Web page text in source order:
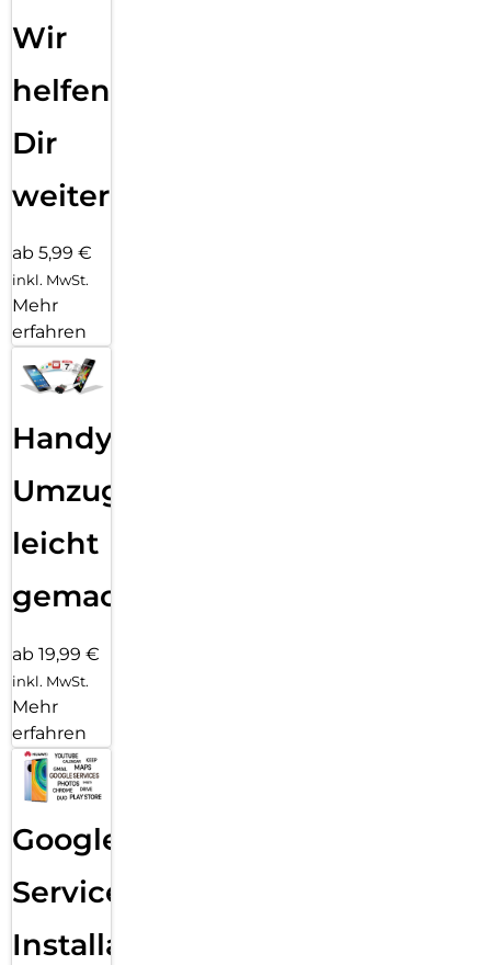
Wir
helfen
Dir
weiter
ab 5,99 €
inkl. MwSt.
Mehr
erfahren
Handy
Umzug
leicht
gemacht!
ab 19,99 €
inkl. MwSt.
Mehr
erfahren
Google
Services
Installation